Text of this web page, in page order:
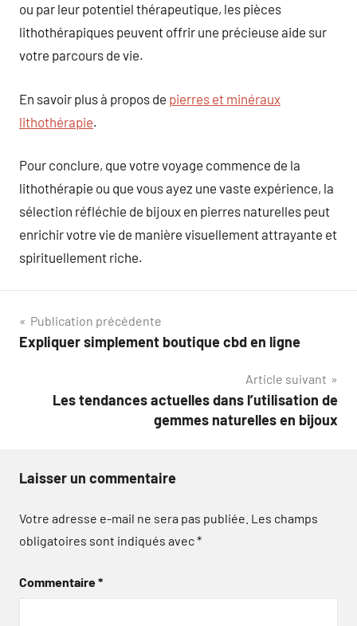
ou par leur potentiel thérapeutique, les pièces
lithothérapiques peuvent offrir une précieuse aide sur
votre parcours de vie.
En savoir plus à propos de pierres et minéraux
lithothérapie.
Pour conclure, que votre voyage commence de la
lithothérapie ou que vous ayez une vaste expérience, la
sélection réfléchie de bijoux en pierres naturelles peut
enrichir votre vie de manière visuellement attrayante et
spirituellement riche.
Navigation
de
Publication précédente
Expliquer simplement boutique cbd en ligne
Article suivant
Les tendances actuelles dans l’utilisation de
gemmes naturelles en bijoux
Laisser un commentaire
Votre adresse e-mail ne sera pas publiée. Les champs
obligatoires sont indiqués avec*
Commentaire*